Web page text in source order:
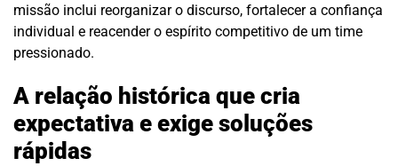
missão inclui reorganizar o discurso, fortalecer a confiança
individual e reacender o espírito competitivo de um time
pressionado.
A relação histórica que cria
expectativa e exige soluções
rápidas